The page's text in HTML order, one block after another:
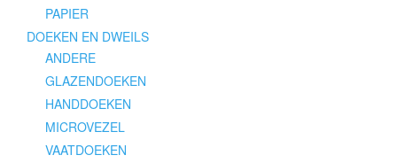
PAPIER
DOEKEN EN DWEILS
ANDERE
GLAZENDOEKEN
HANDDOEKEN
MICROVEZEL
VAATDOEKEN